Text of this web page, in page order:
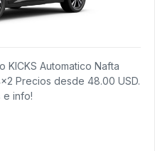
KICKS Automatico Nafta
Precios desde 48.00 USD.
e info!